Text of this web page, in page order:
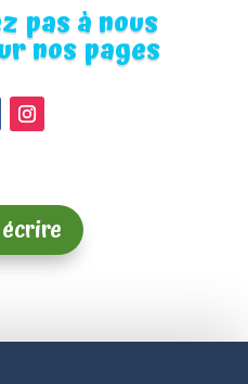
pas à nous
nos pages